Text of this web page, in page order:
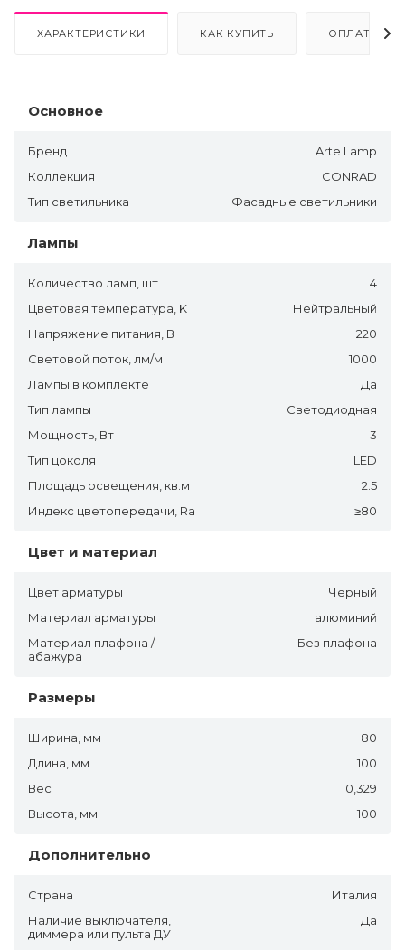
ХАРАКТЕРИСТИКИ КАК КУПИТЬ ОПЛАТА
Основное
Бренд
Arte Lamp
Коллекция
CONRAD
Тип светильника
Фасадные светильники
Лампы
Количество ламп, шт
4
Цветовая температура, K
Нейтральный
Напряжение питания, В
220
Световой поток, лм/м
1000
Лампы в комплекте
Да
Тип лампы
Светодиодная
Мощность, Вт
3
Тип цоколя
LED
Площадь освещения, кв.м
2.5
Индекс цветопередачи, Ra
≥80
Цвет и материал
Цвет арматуры
Черный
Материал арматуры
алюминий
Материал плафона /
абажура
Без плафона
Размеры
Ширина, мм
80
Длина, мм
100
Вес
0,329
Высота, мм
100
Дополнительно
Страна
Италия
Наличие выключателя,
диммера или пульта ДУ
Да